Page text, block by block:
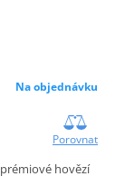
Na objednávku
Porovnat
hovězí